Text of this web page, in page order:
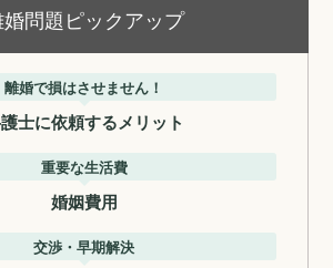
問題ピックアップ
離婚で損はさせません！
士に依頼するメリット
重要な生活費
婚姻費用
交渉・早期解決